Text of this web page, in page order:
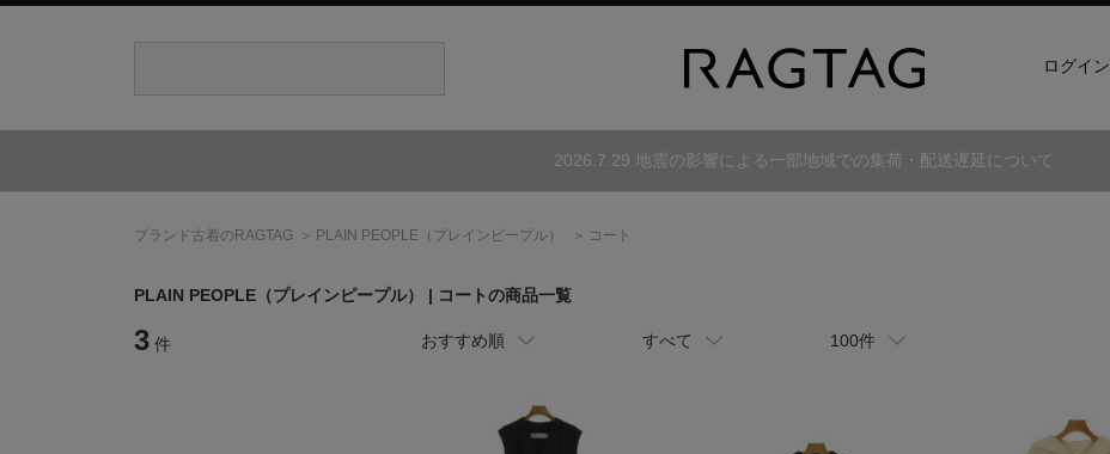
ログイン
2026.7.29 地震の影響による一部地域での集荷・配送遅延について
ブランド古着のRAGTAG PLAIN PEOPLE （プレインピープル） コート
PLAIN PEOPLE （プレインピープル） | コートの商品一覧
3 件 おすすめ順 すべて 100件